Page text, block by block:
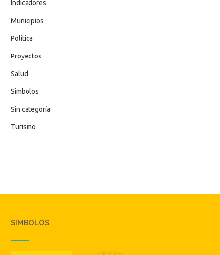
Indicadores
Municipios
Política
Proyectos
Salud
Simbolos
Sin categoría
Turismo
SIMBOLOS